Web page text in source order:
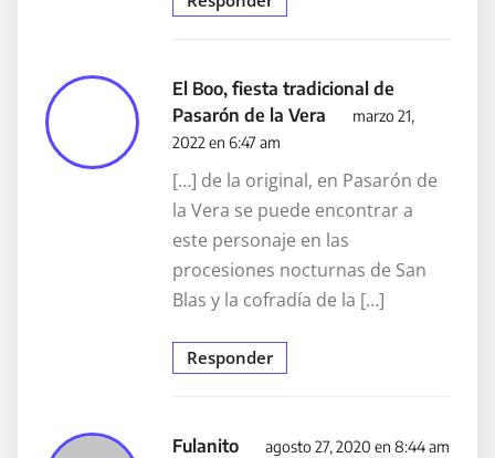
El Boo, fiesta tradicional de
Pasarón de la Vera
marzo 21,
2022 en 6:47 am
[…] de la original, en Pasarón de
la Vera se puede encontrar a
este personaje en las
procesiones nocturnas de San
Blas y la cofradía de la […]
Responder
Fulanito agosto 27, 2020 en 8:44 am